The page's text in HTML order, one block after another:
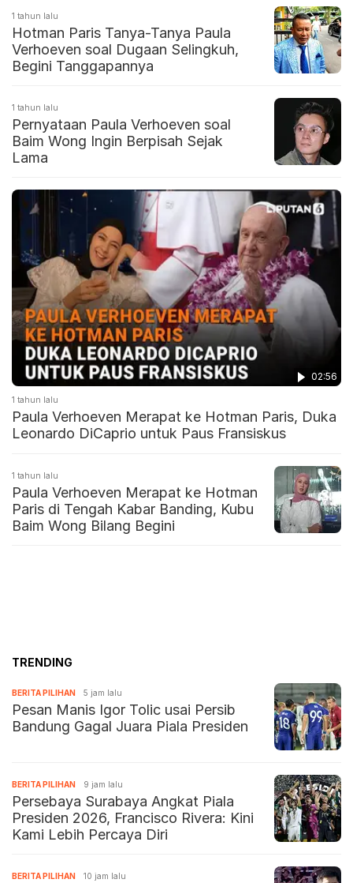
1 tahun lalu
Hotman Paris Tanya-Tanya Paula
Verhoeven soal Dugaan Selingkuh,
Begini Tanggapannya
1 tahun lalu
Pernyataan Paula Verhoeven soal
Baim Wong Ingin Berpisah Sejak
Lama
02:56
1 tahun lalu
Paula Verhoeven Merapat ke Hotman Paris, Duka
Leonardo DiCaprio untuk Paus Fransiskus
1 tahun lalu
Paula Verhoeven Merapat ke Hotman
Paris di Tengah Kabar Banding, Kubu
Baim Wong Bilang Begini
TRENDING
BERITA PILIHAN 5 jam lalu
Pesan Manis Igor Tolic usai Persib
Bandung Gagal Juara Piala Presiden
BERITA PILIHAN 9 jam lalu
Persebaya Surabaya Angkat Piala
Presiden 2026, Francisco Rivera: Kini
Kami Lebih Percaya Diri
BERITA PILIHAN 10 jam lalu